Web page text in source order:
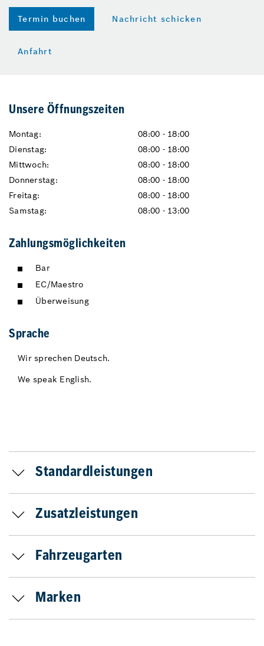
Termin buchen Nachricht schicken
Anfahrt
Unsere Öffnungszeiten
Montag:
08:00 - 18:00
Dienstag:
08:00 - 18:00
Mittwoch:
08:00 - 18:00
Donnerstag:
08:00 - 18:00
Freitag:
08:00 - 18:00
Samstag:
08:00 - 13:00
Zahlungsmöglichkeiten
Bar
EC/Maestro
Überweisung
Sprache
Wir sprechen Deutsch.
We speak English.
Standardleistungen
Zusatzleistungen
Fahrzeugarten
Marken